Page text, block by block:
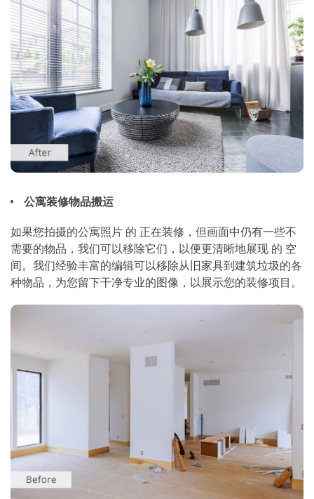
公寓装修物品搬运
如果您拍摄的公寓照片 的 正在装修，但画面中仍有一些不
需要的物品，我们可以移除它们，以便更清晰地展现 的 空
间。我们经验丰富的编辑可以移除从旧家具到建筑垃圾的各
种物品，为您留下干净专业的图像，以展示您的装修项目。